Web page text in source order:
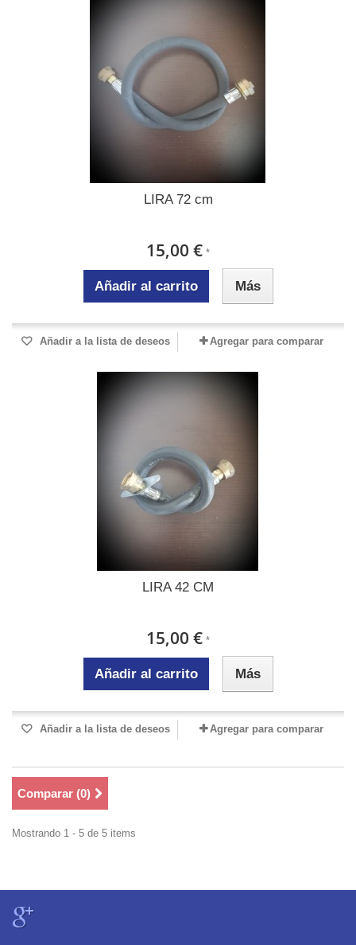
LIRA 72 cm
15,00 € *
Añadir al carrito Más
Añadir a la lista de deseos Agregar para comparar
LIRA 42 CM
15,00 € *
Añadir al carrito Más
Añadir a la lista de deseos Agregar para comparar
Comparar (0)
Mostrando 1 - 5 de 5 items